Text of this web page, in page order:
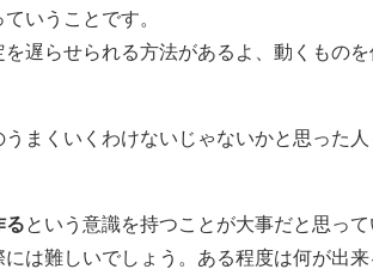
ていうことです。
遅らせられる方法があるよ、動くもの
まくいくわけないじゃないかと思った
るという意識を持つことが大事だと思っ
は難しいでしょう。ある程度は何が出